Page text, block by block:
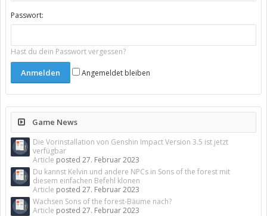
Passwort:
Hast du dein Passwort vergessen?
Angemeldet bleiben
Game News
Die Vorinstallation von Genshin Impact Version 3.5 ist jetzt
verfügbar
Article posted 27. Februar 2023
Du kannst Kelvin und andere NPCs in Sons of the forest mit
diesem einfachen Befehl klonen
Article posted 27. Februar 2023
Wachsen Sons of the forest-Bäume nach?
Article posted 27. Februar 2023